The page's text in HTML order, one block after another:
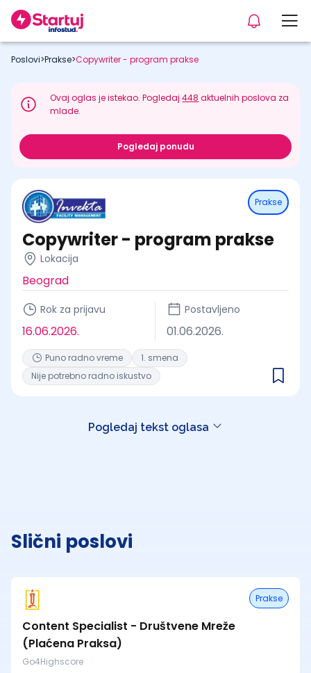
Poslovi>Prakse>Copywriter - program prakse
Ovaj oglas je istekao. Pogledaj448 aktuelnih poslova za
mlade.
Pogledaj ponudu
Prakse
Copywriter - program prakse
Lokacija
Beograd
Rok za prijavu
16.06.2026.
Postavljeno
01.06.2026.
Puno radno vreme
1. smena
Nije potrebno radno iskustvo
Pogledaj tekst oglasa
Slični poslovi
Prakse
Content Specialist - Društvene Mreže
(Plaćena Praksa)
Go4Highscore